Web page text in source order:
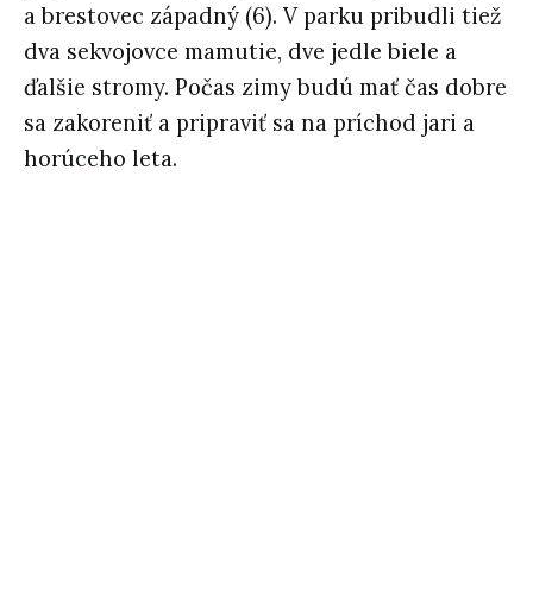
a brestovec západný (6). V parku pribudli tiež
dva sekvojovce mamutie, dve jedle biele a
ďalšie stromy. Počas zimy budú mať čas dobre
sa zakoreniť a pripraviť sa na príchod jari a
horúceho leta.